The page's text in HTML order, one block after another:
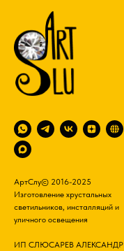
АртСлу© 2016-2025
Изготовление хрустальных
светильников, инсталляций и
уличного освещения
ИП СЛЮСАРЕВ АЛЕКСАНДР